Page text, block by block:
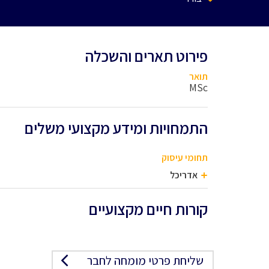
פירוט תארים והשכלה
תואר
MSc
התמחויות ומידע מקצועי משלים
תחומי עיסוק
אדריכל
קורות חיים מקצועיים
שליחת פרטי מומחה לחבר